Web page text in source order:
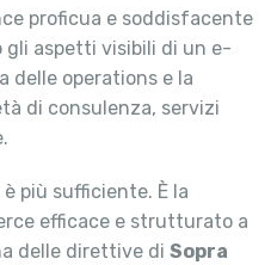
proficua e soddisfacente
gli aspetti visibili di un e-
delle operations e la
di consulenza, servizi
più sufficiente. È la
efficace e strutturato a
delle direttive di Sopra